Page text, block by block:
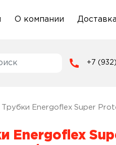
О компании Доставка
+7
Трубки Energoflex Super
Energoflex